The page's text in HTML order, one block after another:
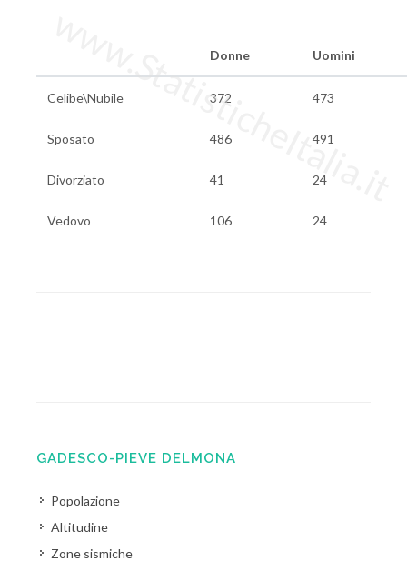
Donne Uomini
Celibe\Nubile 372 473
Sposato 486 491
Divorziato 41 24
Vedovo 106 24
www.StatisticheItalia.it
GADESCO-PIEVE DELMONA
Popolazione
Altitudine
Zone sismiche